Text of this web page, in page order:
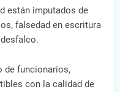
están imputados de
falsedad en escritura
de funcionarios,
con la calidad de